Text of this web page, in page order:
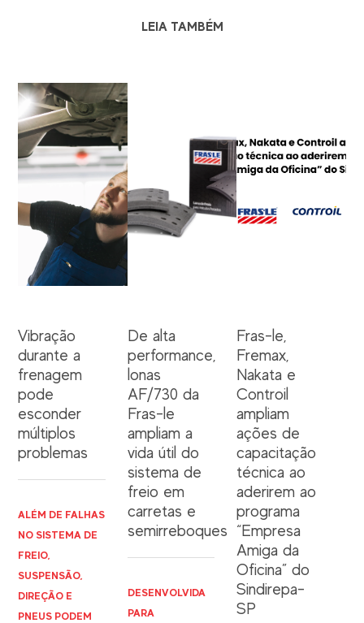
LEIA TAMBÉM
Vibração
durante a
frenagem
pode
esconder
múltiplos
problemas
ALÉM DE FALHAS
NO SISTEMA DE
FREIO,
SUSPENSÃO,
DIREÇÃO E
PNEUS PODEM
De alta
performance,
lonas
AF/730 da
Fras-le
ampliam a
vida útil do
sistema de
freio em
carretas e
semirreboques
DESENVOLVIDA
PARA
Fras-le,
Fremax,
Nakata e
Controil
ampliam
ações de
capacitação
técnica ao
aderirem ao
programa
“Empresa
Amiga da
Oficina” do
Sindirepa-
SP